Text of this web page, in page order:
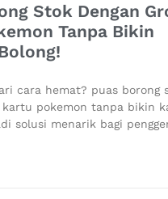
Stok Dengan
Tanpa Bikin
cara hemat? puas borong
kartu pokemon tanpa bikin
solusi menarik bagi